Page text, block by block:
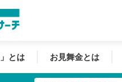
とは お見舞金とは